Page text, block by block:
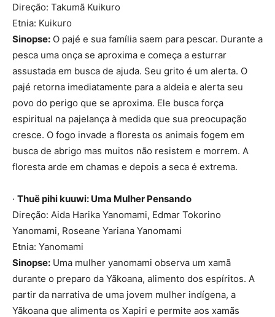
Direção: Takumã Kuikuro
Etnia: Kuikuro
Sinopse: O pajé e sua família saem para pescar. Durante a
pesca uma onça se aproxima e começa a esturrar
assustada em busca de ajuda. Seu grito é um alerta. O
pajé retorna imediatamente para a aldeia e alerta seu
povo do perigo que se aproxima. Ele busca força
espiritual na pajelança à medida que sua preocupação
cresce. O fogo invade a floresta os animais fogem em
busca de abrigo mas muitos não resistem e morrem. A
floresta arde em chamas e depois a seca é extrema.
· Thuë pihi kuuwi: Uma Mulher Pensando
Direção: Aida Harika Yanomami, Edmar Tokorino
Yanomami, Roseane Yariana Yanomami
Etnia: Yanomami
Sinopse: Uma mulher yanomami observa um xamã
durante o preparo da Yãkoana, alimento dos espíritos. A
partir da narrativa de uma jovem mulher indígena, a
Yãkoana que alimenta os Xapiri e permite aos xamãs